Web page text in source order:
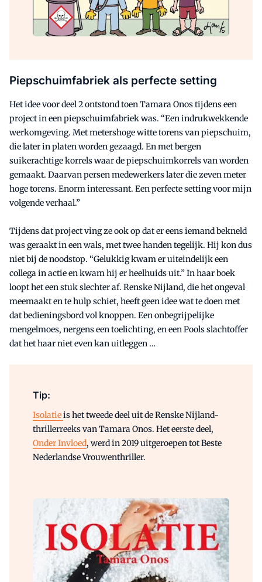
Piepschuimfabriek als perfecte setting
Het idee voor deel 2 ontstond toen Tamara Onos tijdens een
project in een piepschuimfabriek was. “Een indrukwekkende
werkomgeving. Met metershoge witte torens van piepschuim,
die later in platen worden gezaagd. En met bergen
suikerachtige korrels waar de piepschuimkorrels van worden
gemaakt. Daarvan persen medewerkers later die zeven meter
hoge torens. Enorm interessant. Een perfecte setting voor mijn
volgende verhaal.”
Tijdens dat project ving ze ook op dat er eens iemand bekneld
was geraakt in een wals, met twee handen tegelijk. Hij kon dus
niet bij de noodstop. “Gelukkig kwam er uiteindelijk een
collega in actie en kwam hij er heelhuids uit.” In haar boek
loopt het een stuk slechter af. Renske Nijland, die het ongeval
meemaakt en te hulp schiet, heeft geen idee wat te doen met
dat bedieningsbord vol knoppen. Een onbegrijpelijke
mengelmoes, nergens een toelichting, en een Pools slachtoffer
dat het haar niet even kan uitleggen …
Tip:
Isolatieis het tweede deel uit de Renske Nijland-
thrillerreeks van Tamara Onos. Het eerste deel,
Onder Invloed, werd in 2019 uitgeroepen tot Beste
Nederlandse Vrouwenthriller.